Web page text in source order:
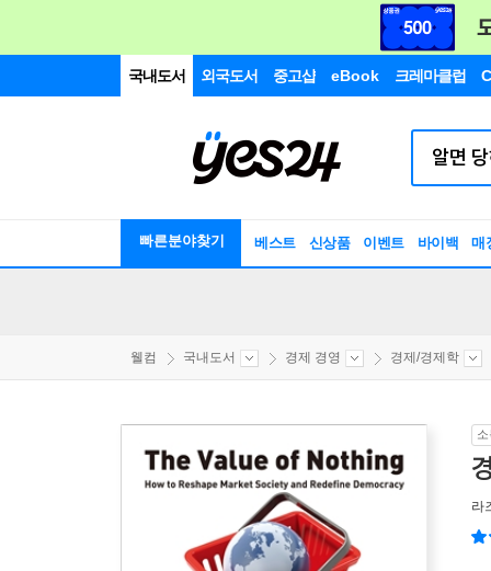
국내도서 외국도서 중고샵 eBook 크레마클럽
빠른분야찾기 베스트 신상품 이벤트 바이백 매
웰컴 국내도서 경제 경영 경제/경제학
라